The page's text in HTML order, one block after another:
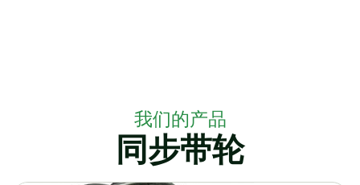
我们的产品
同步带轮